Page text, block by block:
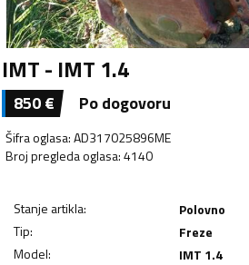
IMT - IMT 1.4
850€ Po dogovoru
Šifra oglasa:AD317025896ME
Broj pregleda oglasa:4140
Stanje artikla:
Polovno
Tip:
Freze
Model:
IMT 1.4